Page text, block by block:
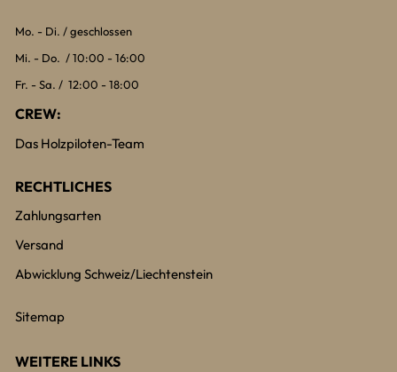
Mo. - Di. / geschlossen
Mi. - Do. / 10:00 - 16:00
Fr. - Sa. / 12:00 - 18:00
CREW:
Das Holzpiloten-Team
RECHTLICHES
Zahlungsarten
Versand
Abwicklung Schweiz/Liechtenstein
Sitemap
WEITERE LINKS